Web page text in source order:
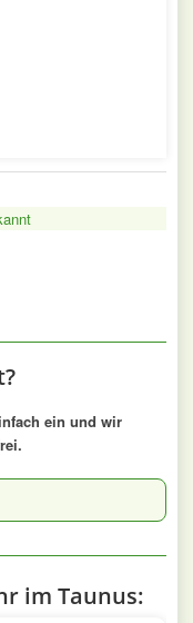
ein und wir
im Taunus: